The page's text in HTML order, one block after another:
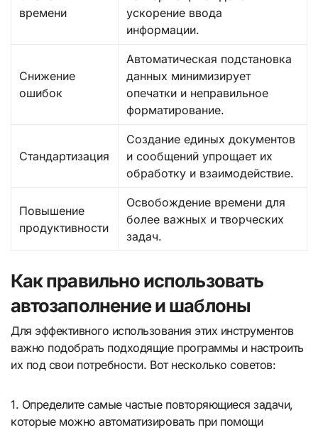
времени
ускорение ввода
информации.
Снижение
ошибок
Автоматическая подстановка
данных минимизирует
опечатки и неправильное
форматирование.
Стандартизация
Создание единых документов
и сообщений упрощает их
обработку и взаимодействие.
Повышение
продуктивности
Освобождение времени для
более важных и творческих
задач.
Как правильно использовать
автозаполнение и шаблоны
Для эффективного использования этих инструментов
важно подобрать подходящие программы и настроить
их под свои потребности. Вот несколько советов:
1. Определите самые частые повторяющиеся задачи,
которые можно автоматизировать при помощи